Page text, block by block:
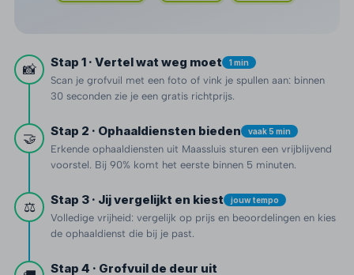
📸 Stap 1 · Vertel wat weg moet 1 min
Scan je grofvuil met een foto of vink je spullen aan: binnen
30 seconden zie je een gratis richtprijs.
🤝 Stap 2 · Ophaaldiensten bieden vaak 5 min
Erkende ophaaldiensten uit Maassluis sturen een vrijblijvend
voorstel. Bij 90% komt het eerste binnen 5 minuten.
⚖️ Stap 3 · Jij vergelijkt en kiest jouw tempo
Volledige vrijheid: vergelijk op prijs en beoordelingen en kies
de ophaaldienst die bij je past.
Stap 4 · Grofvuil de deur uit